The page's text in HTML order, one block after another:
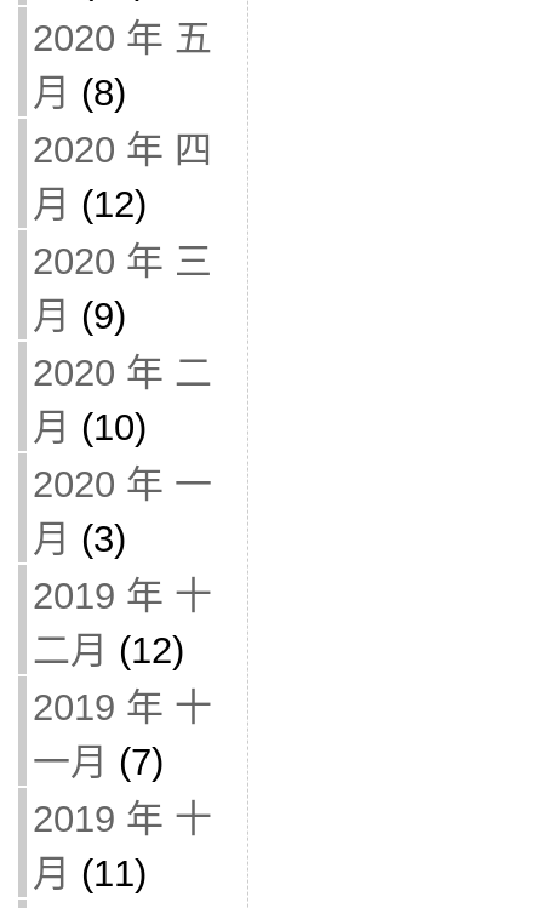
2020 年 五
月 (8)
2020 年 四
月 (12)
2020 年 三
月 (9)
2020 年 二
月 (10)
2020 年 一
月 (3)
2019 年 十
二月 (12)
2019 年 十
一月 (7)
2019 年 十
月 (11)